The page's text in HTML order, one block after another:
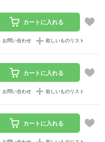
カートに入れる
お問い合わせ 欲しいものリスト
カートに入れる
お問い合わせ 欲しいものリスト
カートに入れる